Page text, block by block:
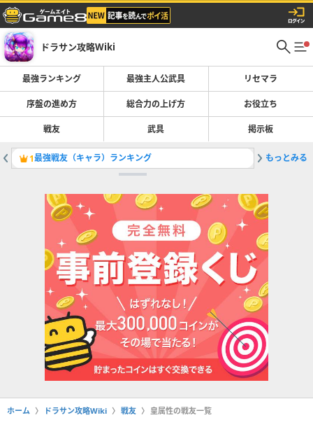
ドラサン攻略Wiki
最強ランキング 最強主人公武具 リセマラ
序盤の進め方 総合力の上げ方 お役立ち
戦友 武具 掲示板
1最強戦友（キャラ）ランキング もっとみる
ホーム ドラサン攻略Wiki 戦友 皇属性の戦友一覧